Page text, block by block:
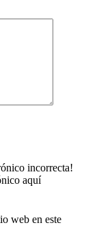
incorrecta!
aquí
web en este